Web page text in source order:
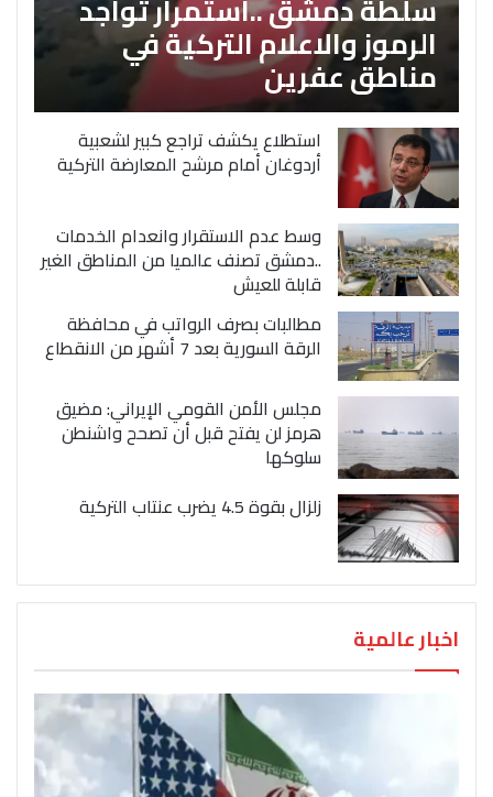
الرموز والاعلام التركية في
مناطق عفرين
استطلاع يكشف تراجع كبير لشعبية
أردوغان أمام مرشح المعارضة التركية
وسط عدم الاستقرار وانعدام الخدمات
..دمشق تصنف عالميا من المناطق الغير
قابلة للعيش
مطالبات بصرف الرواتب في محافظة
الرقة السورية بعد 7 أشهر من الانقطاع
مجلس الأمن القومي الإيراني: مضيق
هرمز لن يفتح قبل أن تصحح واشنطن
سلوكها
زلزال بقوة 4.5 يضرب عنتاب التركية
اخبار عالمية